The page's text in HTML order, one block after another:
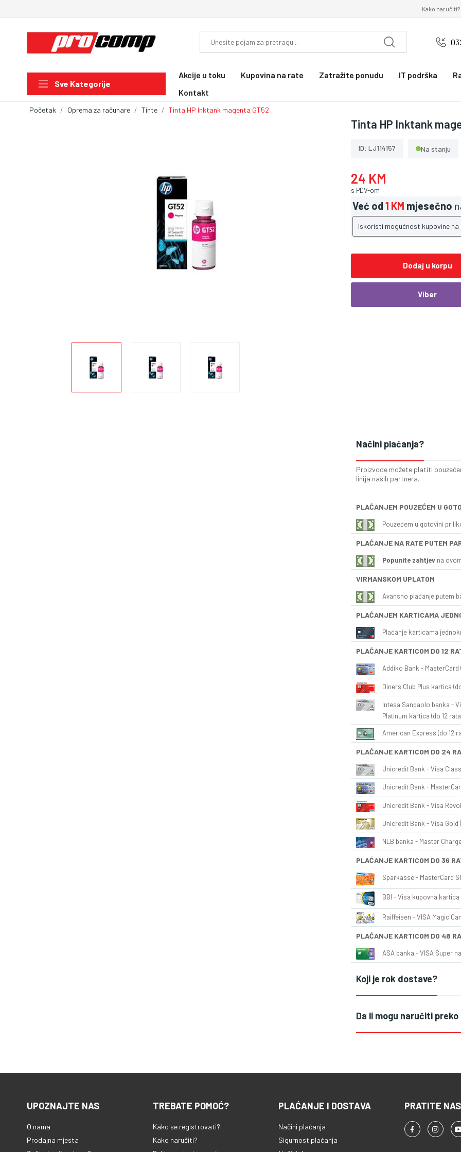
Kako naručiti?
Sve Kategorije
Akcije u toku Kupovina na rate Zatražite ponudu IT podrška
Kontakt
Početak Oprema za računare Tinte Tinta HP Inktank magenta GT52
Tinta HP Inktank
ID: LJ114157 Na stanju
24 KM
s PDV-om
Već od 1 KM mjesečno
Iskoristi mogućnost kupovine
Dodaj u korpu
Viber
Načini plaćanja?
Proizvode možete platiti
linija naših partnera.
PLAĆANJEM POUZEĆEM U
Pouzećem u gotovini
PLAĆANJE NA RATE PUTEM
Popunite zahtjev na
VIRMANSKOM UPLATOM
Avansno plaćanje putem
PLAĆANJEM KARTICAMA
Plaćanje karticama
PLAĆANJE KARTICOM DO 12
Addiko Bank - MasterCard
Diners Club Plus kartica
Intesa Sanpaolo banka -
Platinum kartica (do 12
American Express (do 12
PLAĆANJE KARTICOM DO 24
Unicredit Bank - Visa
Unicredit Bank -
Unicredit Bank - Visa
Unicredit Bank - Visa Gold
NLB banka - Master
PLAĆANJE KARTICOM DO 36
Sparkasse - MasterCard
BBI - Visa kupovna kartica
Raiffeisen - VISA Magic
PLAĆANJE KARTICOM DO 48
ASA banka - VISA Super
Koji je rok dostave?
Da li mogu naručiti
UPOZNAJTE NAS
O nama
Prodajna mjesta
TREBATE POMOĆ?
Kako se registrovati?
Kako naručiti?
PLAĆANJE I DOSTAVA
Načini plaćanja
Sigurnost plaćanja
PRATITE NAS